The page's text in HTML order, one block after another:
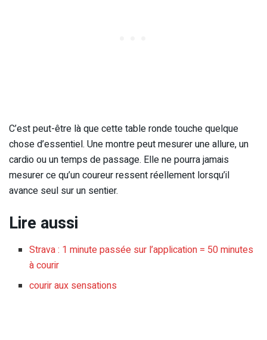
C’est peut-être là que cette table ronde touche quelque
chose d’essentiel. Une montre peut mesurer une allure, un
cardio ou un temps de passage. Elle ne pourra jamais
mesurer ce qu’un coureur ressent réellement lorsqu’il
avance seul sur un sentier.
Lire aussi
Strava : 1 minute passée sur l’application = 50 minutes
à courir
courir aux sensations